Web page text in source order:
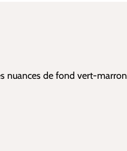
nuances de fond vert-marron